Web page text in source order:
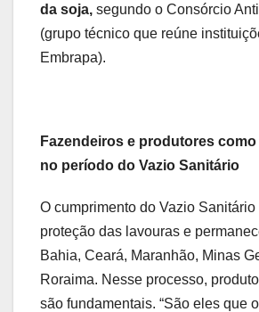
da soja, segundo o Consórcio
(grupo técnico que reúne
Embrapa).
Fazendeiros e produtores
no período do Vazio Sanitário
O cumprimento do Vazio
proteção das lavouras e
Bahia, Ceará, Maranhão, Minas
Roraima. Nesse processo,
são fundamentais. “São eles que